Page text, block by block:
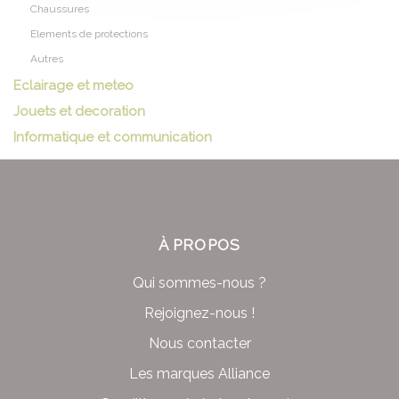
Chaussures
Elements de protections
Autres
Eclairage et meteo
Jouets et decoration
Informatique et communication
À PROPOS
Qui sommes-nous ?
Rejoignez-nous !
Nous contacter
Les marques Alliance